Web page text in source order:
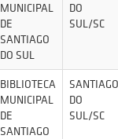
MUNICIPAL
DE
SANTIAGO
DO SUL
DO
SUL/SC
BIBLIOTECA
MUNICIPAL
DE
SANTIAGO
SANTIAGO
DO
SUL/SC